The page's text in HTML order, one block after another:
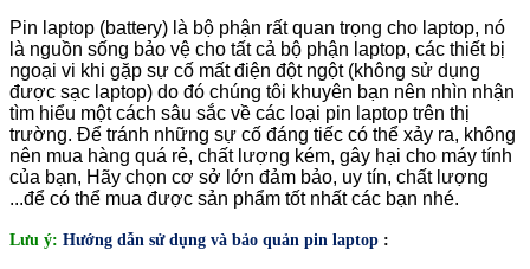
Pin laptop (battery) là bộ phận rất quan trọng cho laptop, nó
là nguồn sống bảo vệ cho tất cả bộ phận laptop, các thiết bị
ngoại vi khi gặp sự cố mất điện đột ngột (không sử dụng
được sạc laptop) do đó chúng tôi khuyên bạn nên nhìn nhận
tìm hiểu một cách sâu sắc về các loại pin laptop trên thị
trường. Để tránh những sự cố đáng tiếc có thể xảy ra, không
nên mua hàng quá rẻ, chất lượng kém, gây hại cho máy tính
của bạn, Hãy chọn cơ sở lớn đảm bảo, uy tín, chất lượng
...để có thể mua được sản phẩm tốt nhất các bạn nhé.
Lưu ý: Hướng dẫn sử dụng và bảo quản pin laptop :